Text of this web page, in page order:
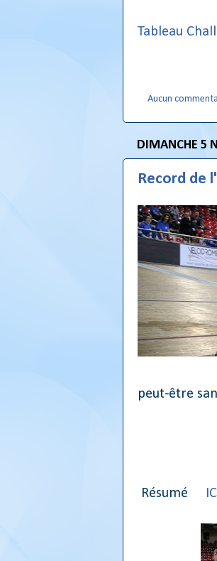
Tableau
Aucun
DIMANCHE 5
Record de
peut-être
Résumé